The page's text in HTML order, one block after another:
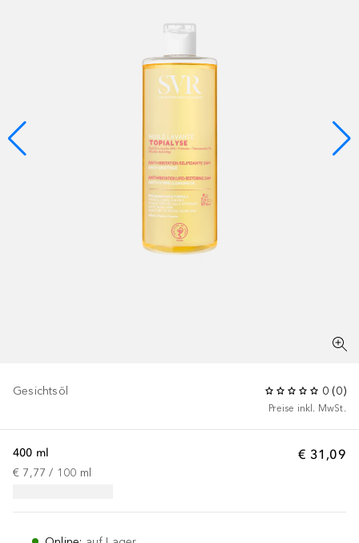
Gesichtsöl 0 (0)
Preise inkl. MwSt.
€ 31,09
400 ml
€ 7,77 / 100 ml